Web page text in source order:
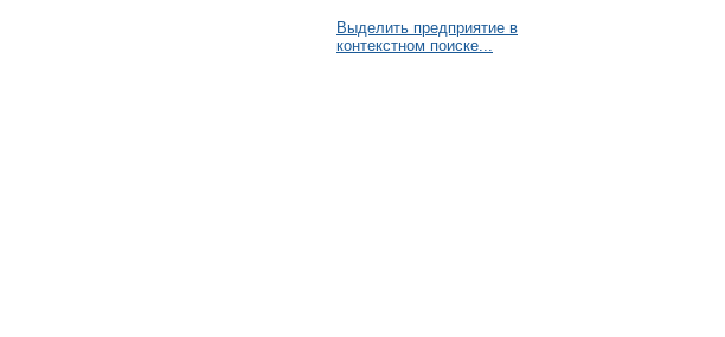
Выделить предприятие в
контекстном поиске...